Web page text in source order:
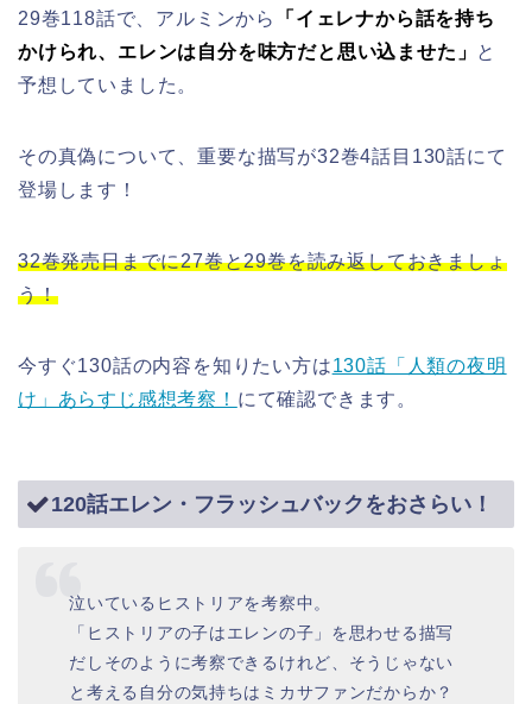
29巻118話で、アルミンから
「イェレナから話を持ち
かけられ、エレンは自分を味方だと思い込ませた」 と
予想していました。
その真偽について、重要な描写が32巻4話目130話にて
登場します！
32巻発売日までに27巻と29巻を読み返しておきましょ
う！
今すぐ130話の内容を知りたい方は130話「人類の夜明
け」あらすじ感想考察！ にて確認できます。
120話エレン・フラッシュバックをおさらい！
泣いているヒストリアを考察中。
「ヒストリアの子はエレンの子」を思わせる描写
だしそのように考察できるけれど、そうじゃない
と考える自分の気持ちはミカサファンだからか？